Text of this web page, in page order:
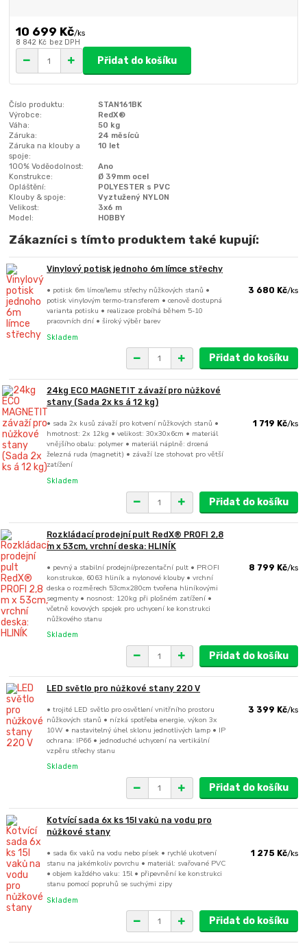
10 699 Kč/ks
8 842 Kč bez DPH
Přidat do košíku
Číslo produktu:
STAN161BK
Výrobce:
RedX®
Váha:
50 kg
Záruka:
24 měsíců
Záruka na klouby a
spoje:
10 let
100% Voděodolnost:
Ano
Konstrukce:
Ø 39mm ocel
Opláštění:
POLYESTER s PVC
Klouby & spoje:
Vyztužený NYLON
Velikost:
3x6 m
Model:
HOBBY
Zákazníci s tímto produktem také kupují:
Vinylový potisk jednoho 6m límce střechy
• potisk 6m límce/lemu střechy nůžkových stanů •
potisk vinylovým termo-transferem • cenově dostupná
varianta potisku • realizace probíhá během 5-10
pracovních dní • široký výběr barev
3 680 Kč/ks
Skladem
Přidat do košíku
24kg ECO MAGNETIT závaží pro nůžkové
stany (Sada 2x ks á 12 kg)
• sada 2x kusů závaží pro kotvení nůžkových stanů •
hmotnost: 2x 12kg • velikost: 30x30x6cm • materiál
vnějšího obalu: polymer • materiál náplně: drcená
železná ruda (magnetit) • závaží lze stohovat pro větší
zatížení
1 719 Kč/ks
Skladem
Přidat do košíku
Rozkládací prodejní pult RedX® PROFI 2,8
m x 53cm, vrchní deska: HLINÍK
• pevný a stabilní prodejní/prezentační pult • PROFI
konstrukce, 6063 hliník a nylonové klouby • vrchní
deska o rozměrech 53cmx280cm tvořena hliníkovými
segmenty • nosnost: 120kg při plošném zatížení •
včetně kovových spojek pro uchycení ke konstrukci
nůžkového stanu
8 799 Kč/ks
Skladem
Přidat do košíku
LED světlo pro nůžkové stany 220 V
• trojité LED světlo pro osvětlení vnitřního prostoru
nůžkových stanů • nízká spotřeba energie, výkon 3x
10W • nastavitelný úhel sklonu jednotlivých lamp • IP
ochrana: IP66 • jednoduché uchycení na vertikální
vzpěru střechy stanu
3 399 Kč/ks
Skladem
Přidat do košíku
Kotvící sada 6x ks 15l vaků na vodu pro
nůžkové stany
• sada 6x vaků na vodu nebo písek • rychlé ukotvení
stanu na jakémkoliv povrchu • materiál: svařované PVC
• objem každého vaku: 15l • připevnění ke konstrukci
stanu pomocí popruhů se suchými zipy
1 275 Kč/ks
Skladem
Přidat do košíku